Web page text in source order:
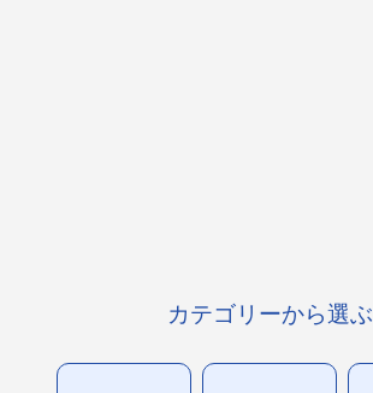
カテゴリーから選ぶ